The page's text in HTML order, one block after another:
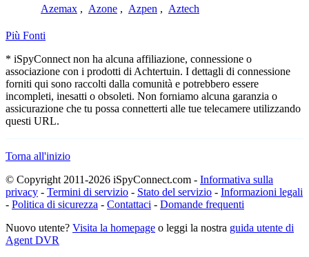
Azemax , Azone , Azpen , Aztech
Più Fonti
* iSpyConnect non ha alcuna affiliazione, connessione o
associazione con i prodotti di Achtertuin. I dettagli di connessione
forniti qui sono raccolti dalla comunità e potrebbero essere
incompleti, inesatti o obsoleti. Non forniamo alcuna garanzia o
assicurazione che tu possa connetterti alle tue telecamere utilizzando
questi URL.
Torna all'inizio
© Copyright 2011-2026 iSpyConnect.com - Informativa sulla
privacy - Termini di servizio - Stato del servizio - Informazioni legali
- Politica di sicurezza - Contattaci - Domande frequenti
Nuovo utente? Visita la homepage o leggi la nostra guida utente di
Agent DVR